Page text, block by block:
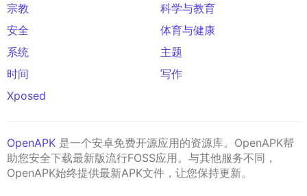
宗教
科学与教育
安全
体育与健康
系统
主题
时间
写作
Xposed
OpenAPK 是一个安卓免费开源应用的资源库。OpenAPK帮
助您安全下载最新版流行FOSS应用。与其他服务不同，
OpenAPK始终提供最新APK文件，让您保持更新。